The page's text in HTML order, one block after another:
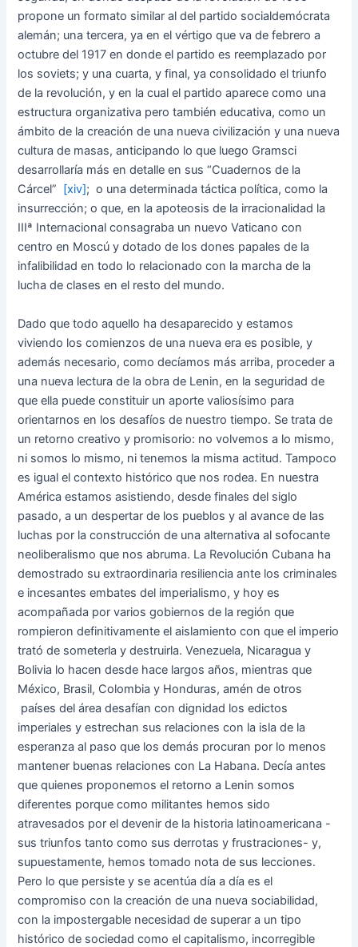
propone un formato similar al del partido socialdemócrata
alemán; una tercera, ya en el vértigo que va de febrero a
octubre del 1917 en donde el partido es reemplazado por
los soviets; y una cuarta, y final, ya consolidado el triunfo
de la revolución, y en la cual el partido aparece como una
estructura organizativa pero también educativa, como un
ámbito de la creación de una nueva civilización y una nueva
cultura de masas, anticipando lo que luego Gramsci
desarrollaría más en detalle en sus “Cuadernos de la
Cárcel” [xiv]; o una determinada táctica política, como la
insurrección; o que, en la apoteosis de la irracionalidad la
IIIª Internacional consagraba un nuevo Vaticano con
centro en Moscú y dotado de los dones papales de la
infalibilidad en todo lo relacionado con la marcha de la
lucha de clases en el resto del mundo.
Dado que todo aquello ha desaparecido y estamos
viviendo los comienzos de una nueva era es posible, y
además necesario, como decíamos más arriba, proceder a
una nueva lectura de la obra de Lenin, en la seguridad de
que ella puede constituir un aporte valiosísimo para
orientarnos en los desafíos de nuestro tiempo. Se trata de
un retorno creativo y promisorio: no volvemos a lo mismo,
ni somos lo mismo, ni tenemos la misma actitud. Tampoco
es igual el contexto histórico que nos rodea. En nuestra
América estamos asistiendo, desde finales del siglo
pasado, a un despertar de los pueblos y al avance de las
luchas por la construcción de una alternativa al sofocante
neoliberalismo que nos abruma. La Revolución Cubana ha
demostrado su extraordinaria resiliencia ante los criminales
e incesantes embates del imperialismo, y hoy es
acompañada por varios gobiernos de la región que
rompieron definitivamente el aislamiento con que el imperio
trató de someterla y destruirla. Venezuela, Nicaragua y
Bolivia lo hacen desde hace largos años, mientras que
México, Brasil, Colombia y Honduras, amén de otros
países del área desafían con dignidad los edictos
imperiales y estrechan sus relaciones con la isla de la
esperanza al paso que los demás procuran por lo menos
mantener buenas relaciones con La Habana. Decía antes
que quienes proponemos el retorno a Lenin somos
diferentes porque como militantes hemos sido
atravesados por el devenir de la historia latinoamericana -
sus triunfos tanto como sus derrotas y frustraciones- y,
supuestamente, hemos tomado nota de sus lecciones.
Pero lo que persiste y se acentúa día a día es el
compromiso con la creación de una nueva sociabilidad,
con la impostergable necesidad de superar a un tipo
histórico de sociedad como el capitalismo, incorregible